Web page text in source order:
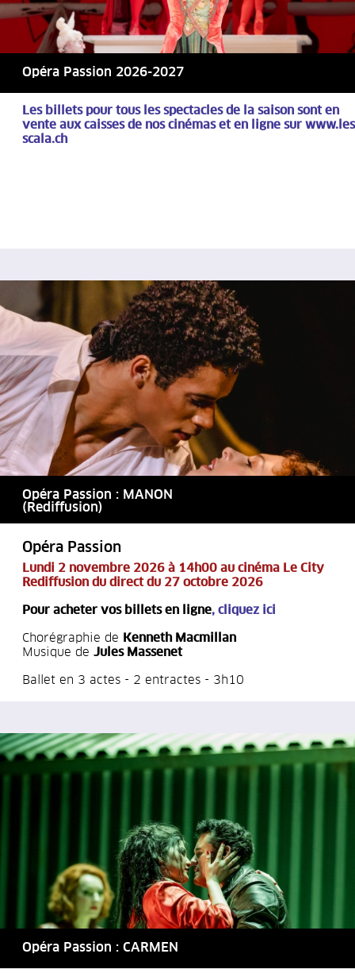
Opéra Passion 2026-2027
Les billets pour tous les spectacles de la saison sont en
vente aux caisses de nos cinémas et en ligne sur
scala.ch
Opéra Passion : MANON
(Rediffusion)
Opéra Passion
Lundi 2 novembre 2026 à 14h00 au cinéma Le City
Rediffusion du direct du 27 octobre 2026
Pour acheter vos billets en ligne, cliquez ici
Chorégraphie de
Kenneth Macmillan
Musique de Jules Massenet
Ballet en 3 actes - 2 entractes - 3h10
Opéra Passion : CARMEN